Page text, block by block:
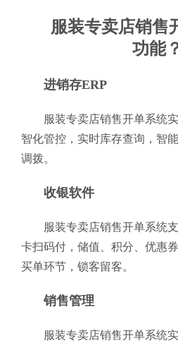
服装专卖店销售
功能
进销存ERP
服装专卖店销售开单系统
智化管控，实时库存查询，智
调拨。
收银软件
服装专卖店销售开单系统
卡扫码付，储值、积分、优惠
买单环节，锁客留客。
销售管理
服装专卖店销售开单系统